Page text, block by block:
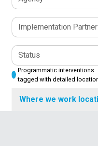
Implementation
Status
Programmatic interventions
tagged with detailed
Where we work